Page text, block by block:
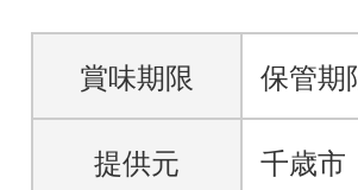
賞味期限 保管期
提供元 千歳市